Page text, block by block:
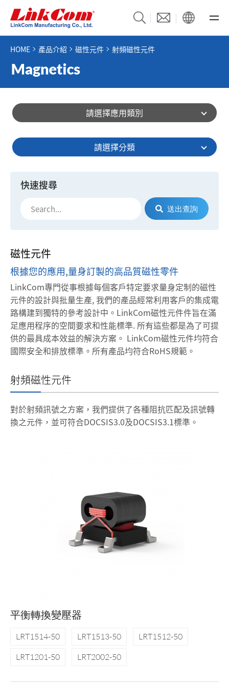
HOME 產品介紹 磁性元件 射頻磁性元件
請選擇應用類別
請選擇分類
快速搜尋
送出查詢
磁性元件
根據您的應用,量身訂製的高品質磁性零件
LinkCom專門從事根據每個客戶特定要求量身定制的磁性
元件的設計與批量生產, 我們的產品經常利用客戶的集成電
路構建到獨特的參考設計中。LinkCom磁性元件件旨在滿
足應用程序的空間要求和性能標準. 所有這些都是為了可提
供的最具成本效益的解決方案。 LinkCom磁性元件均符合
國際安全和排放標準。所有產品均符合RoHS規範。
射頻磁性元件
對於射頻訊號之方案，我們提供了各種阻抗匹配及訊號轉
換之元件，並可符合DOCSIS3.0及DOCSIS3.1標準。
平衡轉換變壓器
LRT1514-50 LRT1513-50
LRT1512-50
LRT1201-50
LRT2002-50